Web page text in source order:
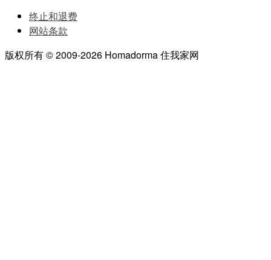
终止和退费
网站条款
版权所有 © 2009-2026 Homadorma 住我家网